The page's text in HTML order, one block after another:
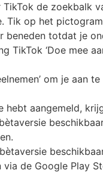
TikTok de zoekbalk
Tik op het
beneden totdat je
TikTok ‘Doe mee
om je aan
hebt aangemeld,
via de Google Play